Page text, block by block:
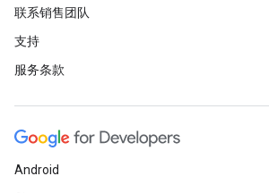
联系销售团队
支持
服务条款
Android